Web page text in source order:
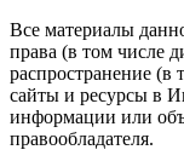
Все материалы
права (в том числе
распространение (в
сайты и ресурсы в
информации или
правообладателя.